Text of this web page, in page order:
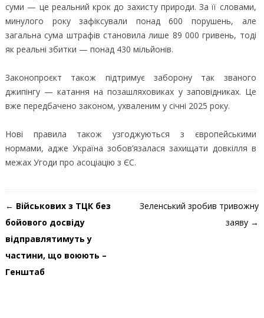
суми — це реальний крок до захисту природи. За її словами,
минулого року зафіксували понад 600 порушень, але
загальна сума штрафів становила лише 89 000 гривень, тоді
як реальні збитки — понад 430 мільйонів.
Законопроєкт також підтримує заборону так званого
джипінгу — катання на позашляховиках у заповідниках. Це
вже передбачено законом, ухваленим у січні 2025 року.
Нові правила також узгоджуються з європейськими
нормами, адже Україна зобов’язалася захищати довкілля в
межах Угоди про асоціацію з ЄС.
Навігація по запису
← Військових з ТЦК без
бойового досвіду
відправлятимуть у
частини, що воюють –
Генштаб
Зеленський зробив тривожну
заяву →